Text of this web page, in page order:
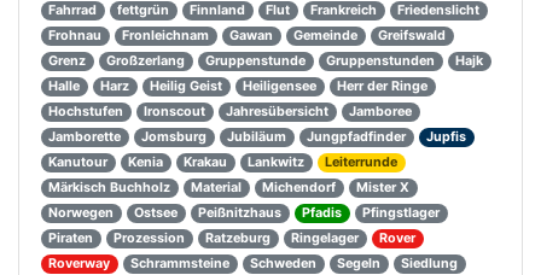
Fahrrad
fettgrün Finnland Flut Frankreich
Friedenslicht
Frohnau
Fronleichnam Gawan Gemeinde
Greifswald
Grenz
Großzerlang Gruppenstunde Gruppenstunden
Hajk
Halle
Harz Heilig Geist Heiligensee
Herr der Ringe
Hochstufen
Ironscout Jahresübersicht
Jamboree
Jamborette
Jomsburg Jubiläum Jungpfadfinder
Jupfis
Kanutour
Kenia Krakau Lankwitz
Leiterrunde
Märkisch Buchholz
Material Michendorf
Mister X
Norwegen
Ostsee Peißnitzhaus Pfadis
Pfingstlager
Piraten
Prozession Ratzeburg Ringelager
Rover
Roverway
Schrammsteine Schweden Segeln
Siedlung